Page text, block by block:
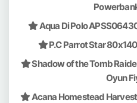
Aqua Di Polo
P.C Parrot Star
Shadow of the Tomb
Oyun
Acana Homestead